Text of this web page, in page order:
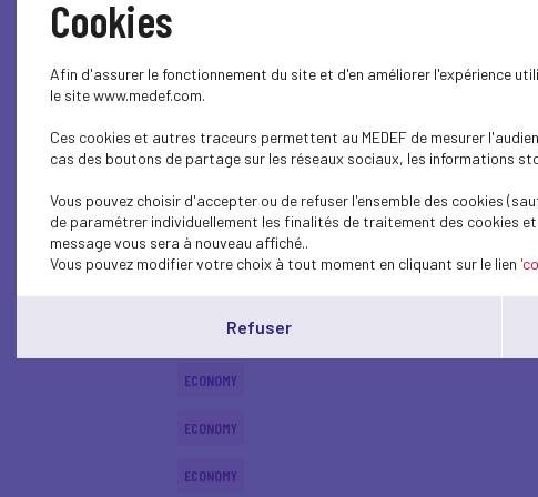
ECONOMY
ECONOMY
ECONOMY
ECONOMY
ECONOMY
ECONOMY
ECONOMY
Cookies
Afin d'assurer le fonctionnement du site et d'en améliorer l'expérience
le site www.medef.com.
Ces cookies et autres traceurs permettent au MEDEF de mesurer
cas des boutons de partage sur les réseaux sociaux, les informations
Vous pouvez choisir d'accepter ou de refuser l'ensemble des cookies
de paramétrer individuellement les finalités de traitement des cookies
message vous sera à nouveau affiché..
Vous pouvez modifier votre choix à tout moment en cliquant sur le lien
Refuser